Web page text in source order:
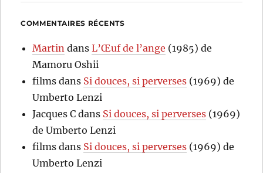
COMMENTAIRES RÉCENTS
Martin dansL’Œuf de l’ange (1985) de
Mamoru Oshii
films dans Si douces, si perverses (1969) de
Umberto Lenzi
Jacques C dans Si douces, si perverses (1969)
de Umberto Lenzi
films dans Si douces, si perverses (1969) de
Umberto Lenzi